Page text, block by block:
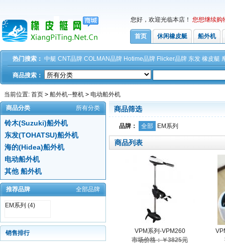
您好，欢迎光临本店！ 您想继续购
首页 休闲橡皮艇 船外机
热门搜索： 中艇 CNT品牌 COLMAN品牌 Hotime品牌 Flicker品牌 东发 橡皮艇
商品搜索：
当前位置: 首页 > 船外机--整机 > 电动船外机
商品分类
所有分类
铃木(Suzuki)船外机
东发(TOHATSU)船外机
海的(Hidea)船外机
电动船外机
其他 船外机
推荐品牌 全部品牌
EM系列 (4)
销售排行
商品筛选
品牌： 全部 EM系列
商品列表
VPM系列-VPM260
市场价格：￥3825元